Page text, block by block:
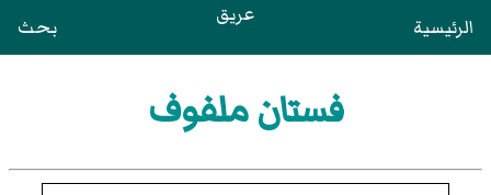
الرئيسية عريق بحث
فستان ملفوف